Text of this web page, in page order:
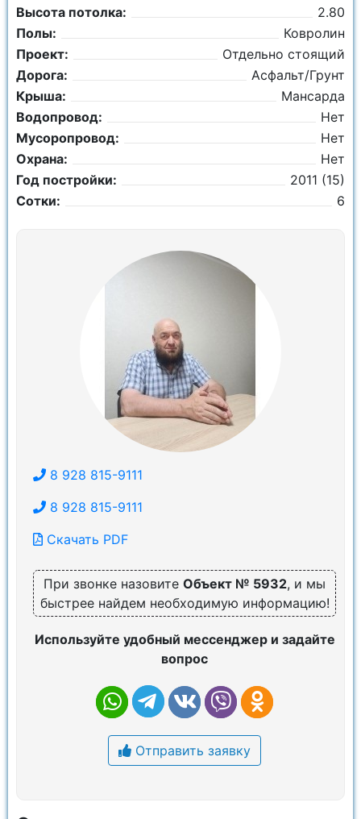
Высота потолка:
2.80
Полы:
Ковролин
Проект:
Отдельно стоящий
Дорога:
Асфальт/Грунт
Крыша:
Мансарда
Водопровод:
Нет
Мусоропровод:
Нет
Охрана:
Нет
Год постройки:
2011 (15)
Сотки:
6
8 928 815-9111
8 928 815-9111
Скачать PDF
При звонке назовите Объект № 5932, и мы
быстрее найдем необходимую информацию!
Используйте удобный мессенджер и задайте
вопрос
Отправить заявку